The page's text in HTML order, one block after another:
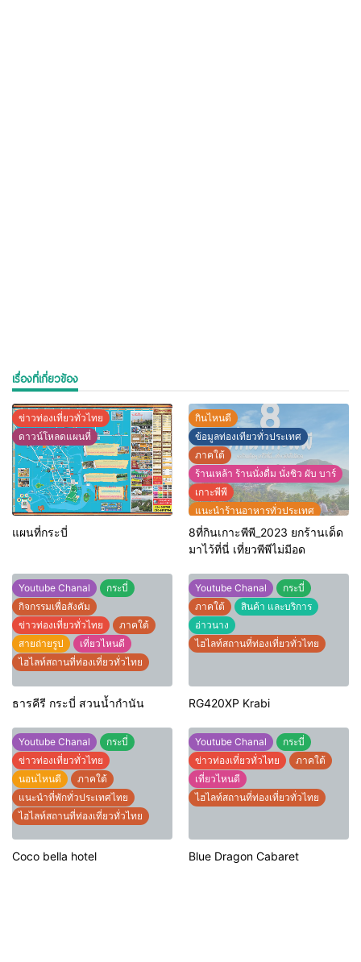
เรื่องที่เกี่ยวข้อง
ข่าวท่องเที่ยวทั่วไทย
ดาวน์โหลดแผนที่
แผนที่กระบี่
กินไหนดี
ข้อมูลท่องเทียวทั่วประเทศ
ภาคใต้
ร้านเหล้า ร้านนั่งดื่ม นั่งชิว ผับ บาร์
เกาะพีพี
แนะนำร้านอาหารทั่วประเทศ
ไฮไลท์สถานที่ท่องเที่ยวทั่วไทย
8ที่กินเกาะพีพี_2023 ยกร้านเด็ด
มาไว้ที่นี่ เที่ยวพีพีไม่มีอด
Youtube Chanal
กระบี่
กิจกรรมเพื่อสังคัม
ข่าวท่องเที่ยวทั่วไทย
ภาคใต้
สายถ่ายรูป
เที่ยวไหนดี
ไฮไลท์สถานที่ท่องเที่ยวทั่วไทย
ธารคีรี กระบี่ สวนน้ำกำนัน
Youtube Chanal
กระบี่
ภาคใต้
สินค้า และบริการ
อ่าวนาง
ไฮไลท์สถานที่ท่องเที่ยวทั่วไทย
RG420XP Krabi
Youtube Chanal
กระบี่
ข่าวท่องเที่ยวทั่วไทย
นอนไหนดี
ภาคใต้
แนะนำที่พักทั่วประเทศไทย
ไฮไลท์สถานที่ท่องเที่ยวทั่วไทย
Coco bella hotel
Youtube Chanal
กระบี่
ข่าวท่องเที่ยวทั่วไทย
ภาคใต้
เที่ยวไหนดี
ไฮไลท์สถานที่ท่องเที่ยวทั่วไทย
Blue Dragon Cabaret